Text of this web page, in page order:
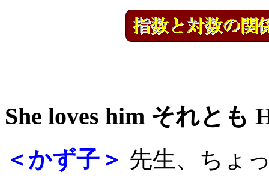
She loves him それとも
＜かず子＞ 先生、ちょ